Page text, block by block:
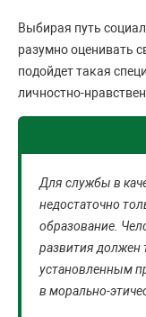
Выбирая путь
разумно оценивать
подойдет такая
личностно-
Для службы в
недостаточно
образование.
развития должен
установленным
в морально-